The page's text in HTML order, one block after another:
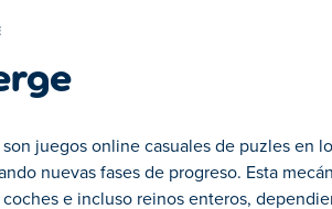
son juegos online casuales de puzles en
nuevas fases de progreso. Esta
coches e incluso reinos enteros,